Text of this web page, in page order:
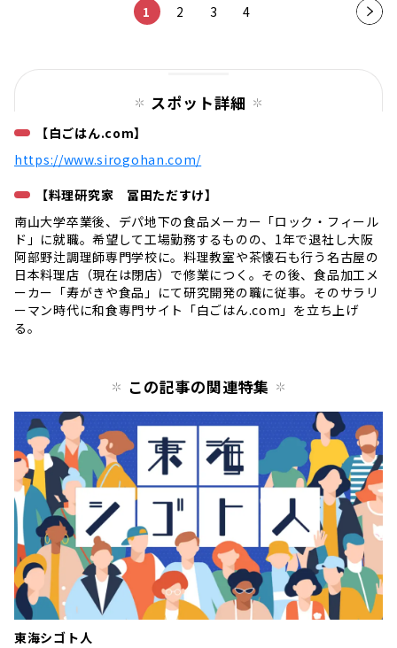
1 2 3 4
次の
スポット詳細
【白ごはん.com】
https://www.sirogohan.com/
【料理研究家 冨田ただすけ】
南山大学卒業後、デパ地下の食品メーカー「ロック・フィール
ド」に就職。希望して工場勤務するものの、1年で退社し大阪
阿部野辻調理師専門学校に。料理教室や茶懐石も行う名古屋の
日本料理店（現在は閉店）で修業につく。その後、食品加工メ
ーカー「寿がきや食品」にて研究開発の職に従事。そのサラリ
ーマン時代に和食専門サイト「白ごはん.com」を立ち上げ
る。
この記事の関連特集
東海シゴト人